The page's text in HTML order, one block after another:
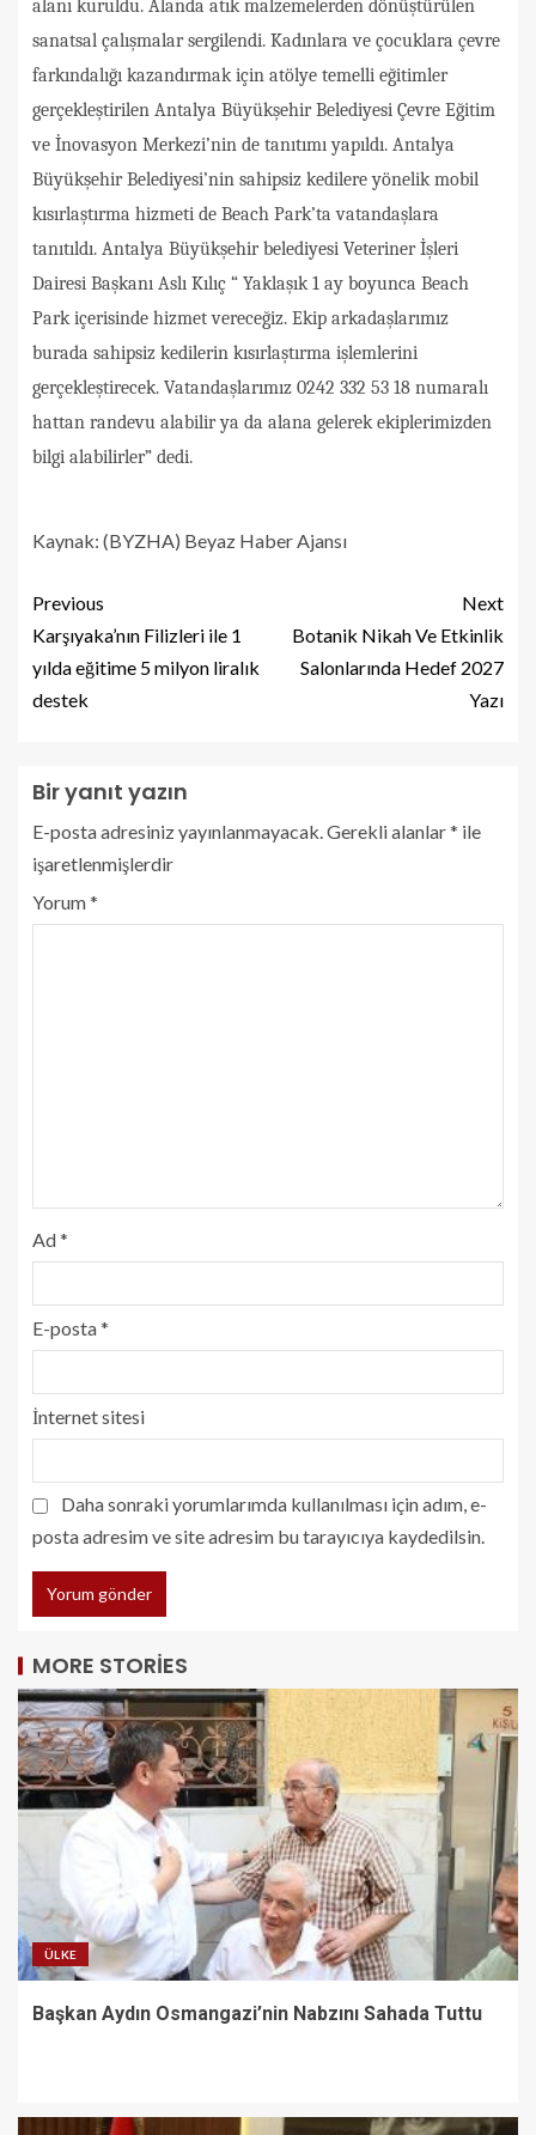
alanı kuruldu. Alanda atık malzemelerden dönüştürülen
sanatsal çalışmalar sergilendi. Kadınlara ve çocuklara çevre
farkındalığı kazandırmak için atölye temelli eğitimler
gerçekleştirilen Antalya Büyükşehir Belediyesi Çevre Eğitim
ve İnovasyon Merkezi’nin de tanıtımı yapıldı. Antalya
Büyükşehir Belediyesi’nin sahipsiz kedilere yönelik mobil
kısırlaştırma hizmeti de Beach Park’ta vatandaşlara
tanıtıldı. Antalya Büyükşehir belediyesi Veteriner İşleri
Dairesi Başkanı Aslı Kılıç “ Yaklaşık 1 ay boyunca Beach
Park içerisinde hizmet vereceğiz. Ekip arkadaşlarımız
burada sahipsiz kedilerin kısırlaştırma işlemlerini
gerçekleştirecek. Vatandaşlarımız 0242 332 53 18 numaralı
hattan randevu alabilir ya da alana gelerek ekiplerimizden
bilgi alabilirler” dedi.
Kaynak: (BYZHA) Beyaz Haber Ajansı
Previous
Karşıyaka’nın Filizleri ile 1
yılda eğitime 5 milyon liralık
destek
Next
Botanik Nikah Ve Etkinlik
Salonlarında Hedef 2027
Yazı
Bir yanıt yazın
E-posta adresiniz yayınlanmayacak. Gerekli alanlar* ile
işaretlenmişlerdir
Yorum*
Ad*
E-posta*
İnternet sitesi
Daha sonraki yorumlarımda kullanılması için adım, e-
posta adresim ve site adresim bu tarayıcıya kaydedilsin.
MORE STORIES
ÜLKE
Başkan Aydın Osmangazi’nin Nabzını Sahada Tuttu